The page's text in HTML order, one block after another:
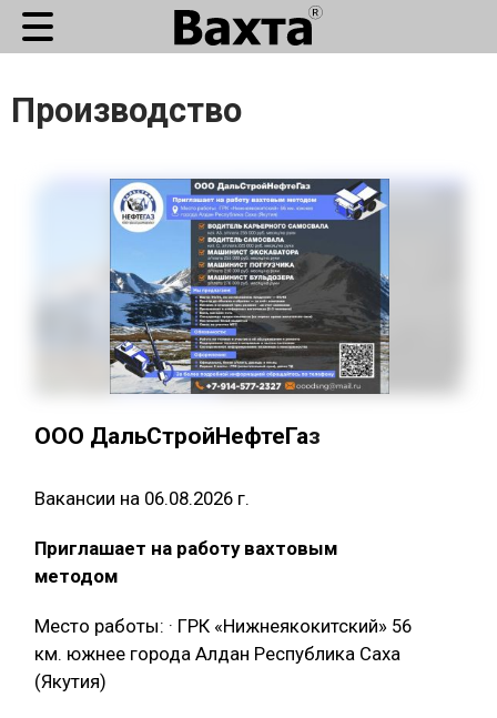
Производство
ООО ДальСтройНефтеГаз
Вакансии на 06.08.2026 г.
Приглашает на работу вахтовым
методом
Место работы: · ГРК «Нижнеякокитский» 56
км. южнее города Алдан Республика Саха
(Якутия)